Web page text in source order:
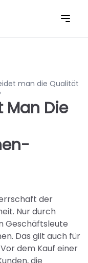
man die Qualität
Man Die
der
Nur durch
Geschäftsleute
Das gilt auch für
dem Kauf einer